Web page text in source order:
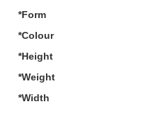
*Form
*Colour
*Height
*Weight
*Width